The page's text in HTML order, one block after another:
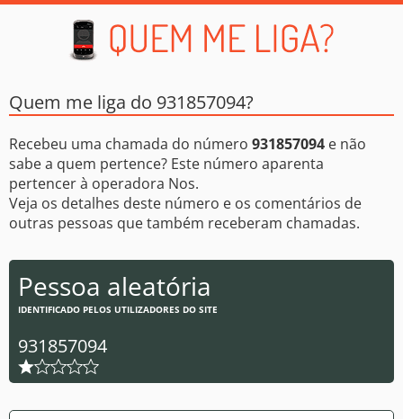
Quem me liga do 931857094?
Recebeu uma chamada do número 931857094 e não
sabe a quem pertence? Este número aparenta
pertencer à operadora Nos.
Veja os detalhes deste número e os comentários de
outras pessoas que também receberam chamadas.
Pessoa aleatória
IDENTIFICADO PELOS UTILIZADORES DO SITE
931857094